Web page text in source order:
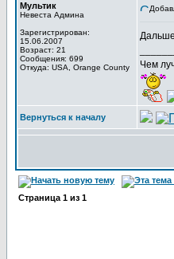
Мультик
Невеста Админа
Зарегистрирован:
15.06.2007
Возраст: 21
Сообщения: 699
Откуда: USA, Orange County
Чем
Вернуться к началу
Страница 1 из 1